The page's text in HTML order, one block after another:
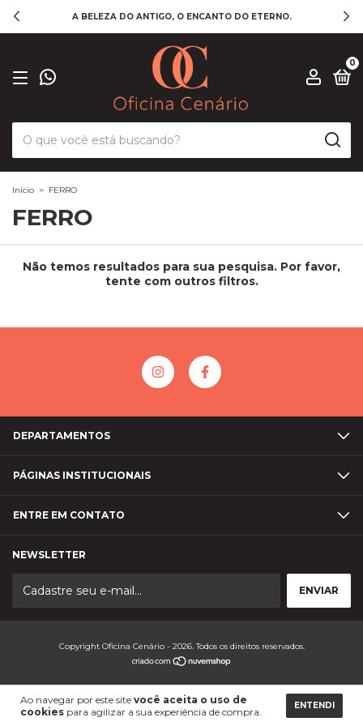
A BELEZA DO ANTIGO, O ENCANTO DO ETERNO.
0
Ao navegar por este site você aceita o uso de
cookies para agilizar a sua experiência de compra.
ENTENDI
Início > FERRO
FERRO
Não temos resultados para sua pesquisa. Por favor,
tente com outros filtros.
DEPARTAMENTOS
PÁGINAS INSTITUCIONAIS
ENTRE EM CONTATO
NEWSLETTER
Copyright Oficina Cenário - 2026. Todos os direitos reservados.